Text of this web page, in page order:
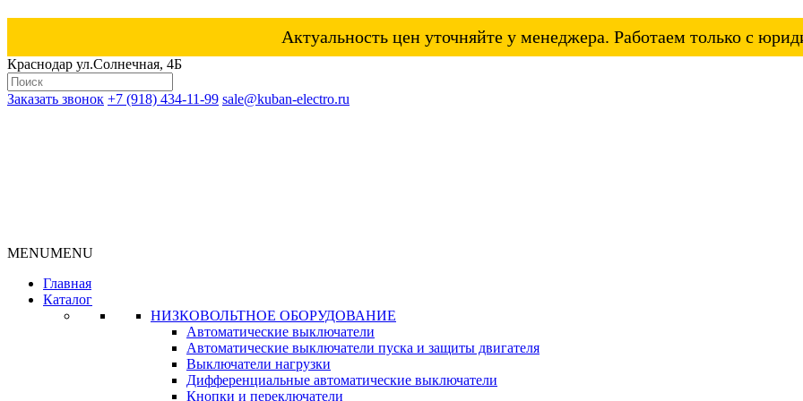
Актуальность цен уточняйте у менеджера. Работаем только с
Краснодар ул.Солнечная, 4Б
Заказать звонок +7 (918) 434-11-99 sale@kuban-electro.ru
MENUMENU
Главная
Каталог
НИЗКОВОЛЬТНОЕ ОБОРУДОВАНИЕ
Автоматические выключатели
Автоматические выключатели пуска и защиты двигателя
Выключатели нагрузки
Дифференциальные автоматические выключатели
Кнопки и переключатели